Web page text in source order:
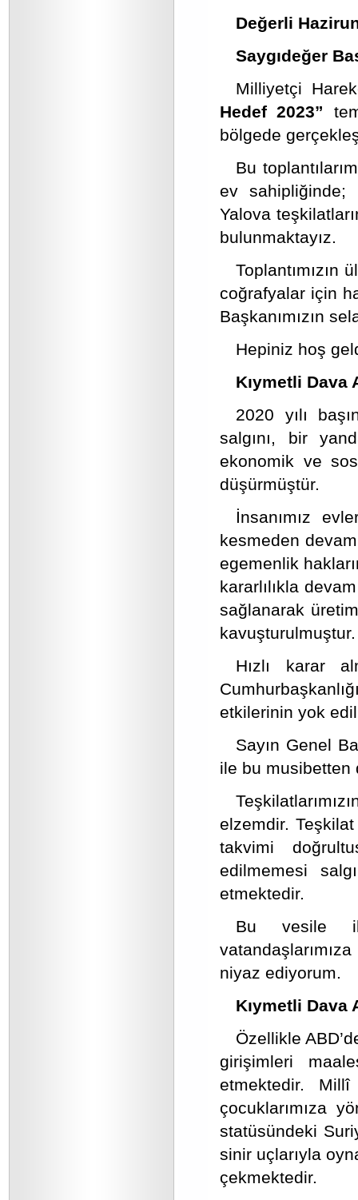
Değerli
Saygıdeğer
Milliyetçi
Hedef 2023”
bölgede
Bu
ev sahipliğinde;
Yalova
bulunmaktayız.
coğrafyalar için
Başkanımızın
Hepiniz hoş
Kıymetli Dava
2020 yılı
salgını, bir
ekonomik ve
düşürmüştür.
İnsanımız
kesmeden
egemenlik
kararlılıkla
sağlanarak
kavuşturulmuştur.
Hızlı karar
etkilerinin yok
Sayın Genel
ile bu musibetten
elzemdir. Teşkilat
takvimi
edilmemesi
etmektedir.
Bu vesile
niyaz ediyorum.
Kıymetli Dava
Özellikle
girişimleri
etmektedir. Millî
çocuklarımıza
statüsündeki
sinir uçlarıyla
çekmektedir.